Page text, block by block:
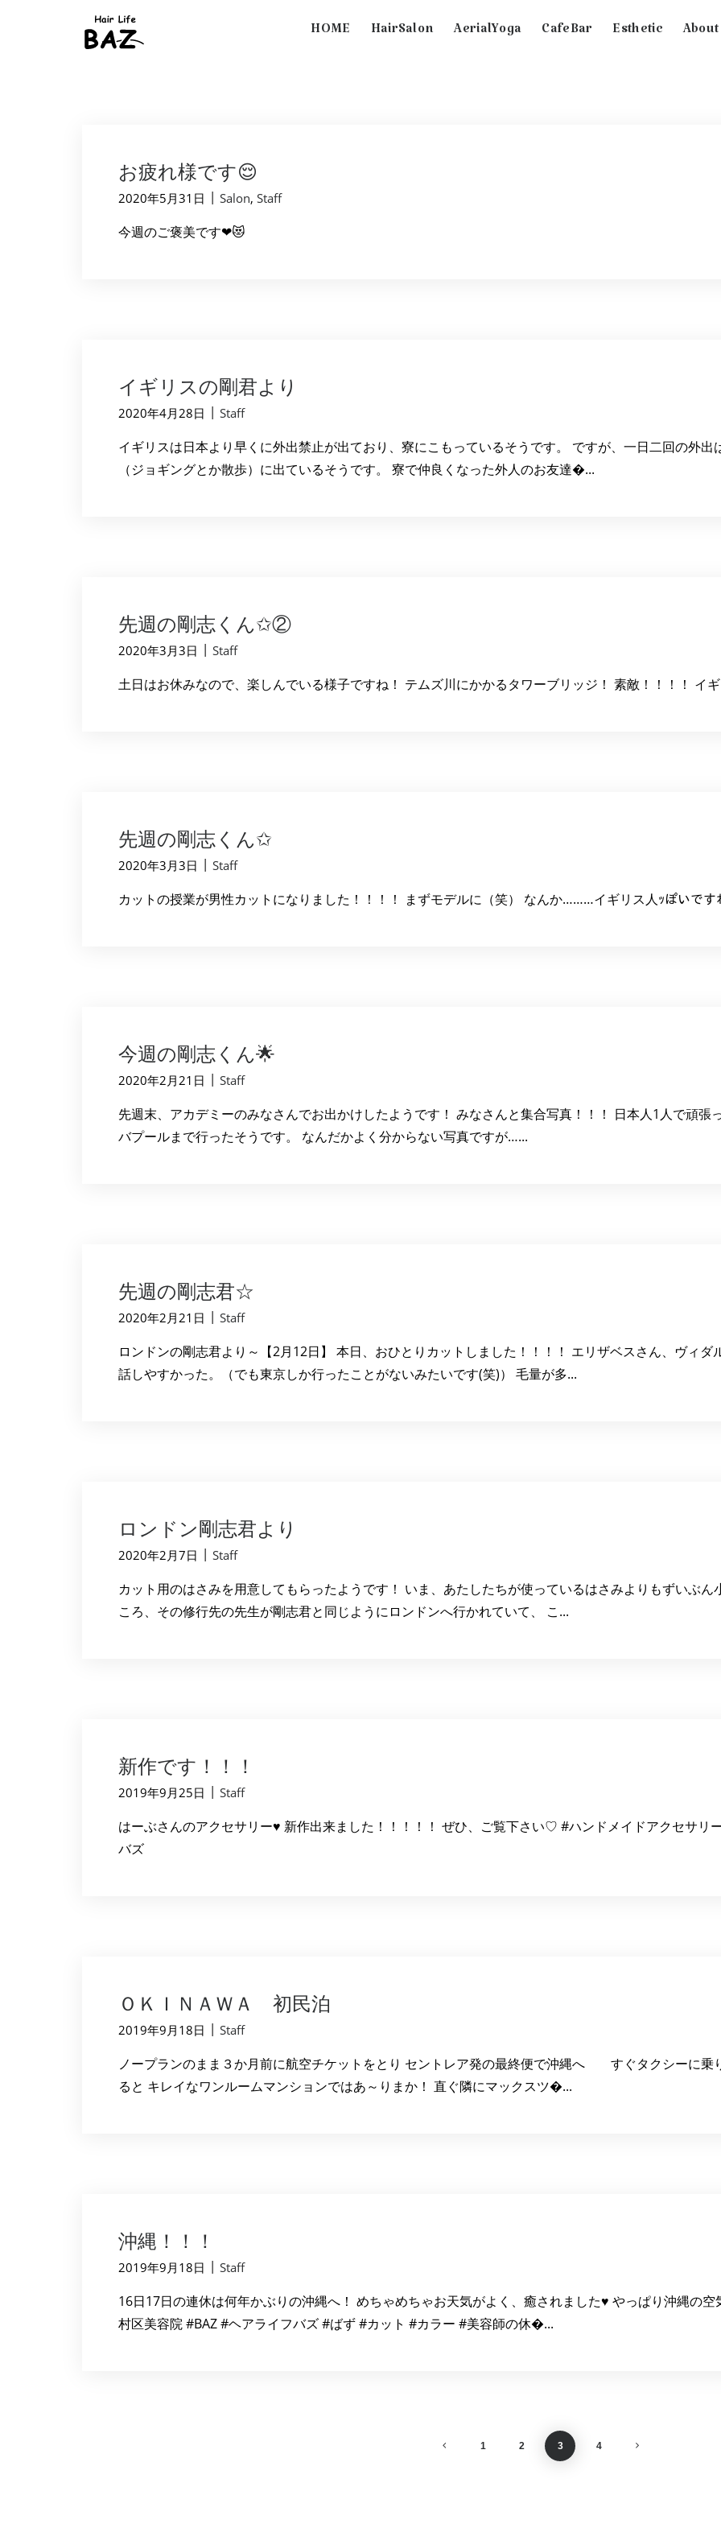
HOME HairSalon AerialYoga CafeBar Esthetic About
お疲れ様です😌
2020年5月31日 | Salon, Staff
今週のご褒美です❤😻
イギリスの剛君より
2020年4月28日 | Staff
イギリスは日本より早くに外出禁止が出ており、寮にこもっているそうです。 ですが、一日二回の外
（ジョギングとか散歩）に出ているそうです。 寮で仲良くなった外人のお友達�...
先週の剛志くん✩︎②
2020年3月3日 | Staff
土日はお休みなので、楽しんでいる様子ですね！ テムズ川にかかるタワーブリッジ！ 素敵！！！！ イ
先週の剛志くん✩︎
2020年3月3日 | Staff
カットの授業が男性カットになりました！！！！ まずモデルに（笑） なんか………イギリス人ｯぽいです
今週の剛志くん🌟
2020年2月21日 | Staff
先週末、アカデミーのみなさんでお出かけしたようです！ みなさんと集合写真！！！ 日本人1人で
バプールまで行ったそうです。 なんだかよく分からない写真ですが…...
先週の剛志君☆
2020年2月21日 | Staff
ロンドンの剛志君より～【2月12日】 本日、おひとりカットしました！！！！ エリザベスさん、ヴィ
話しやすかった。（でも東京しか行ったことがないみたいです(笑)） 毛量が多...
ロンドン剛志君より
2020年2月7日 | Staff
カット用のはさみを用意してもらったようです！ いま、あたしたちが使っているはさみよりもずいぶ
ころ、その修行先の先生が剛志君と同じようにロンドンへ行かれていて、 こ...
新作です！！！
2019年9月25日 | Staff
はーぶさんのアクセサリー♥ 新作出来ました！！！！！ ぜひ、ご覧下さい♡ #ハンドメイドアクセサリ
バズ
ＯＫＩＮＡＷＡ 初民泊
2019年9月18日 | Staff
ノープランのまま３か月前に航空チケットをとり セントレア発の最終便で沖縄へ すぐタクシーに乗
ると キレイなワンルームマンションではあ～りまか！ 直ぐ隣にマックスツ�...
沖縄！！！
2019年9月18日 | Staff
16日17日の連休は何年かぶりの沖縄へ！ めちゃめちゃお天気がよく、癒されました♥ やっぱり沖縄の
村区美容院 #BAZ #ヘアライフバズ #ばず #カット #カラー #美容師の休�...
1 2 3 4